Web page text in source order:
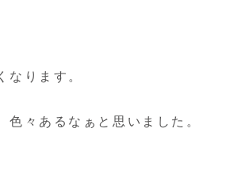
なります。
々あるなぁと思いました。